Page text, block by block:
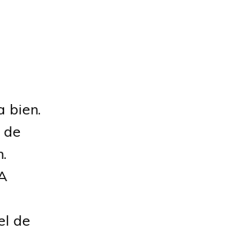
bien.
de
de